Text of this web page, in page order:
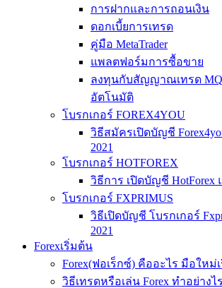
การฝากและการถอนเงิน
ดอกเบี้ยการเทรด
คู่มือ MetaTrader
แพลตฟอร์มการซื้อขาย
ลงทุนกับสัญญาณเทรด
อัตโนมัติ
โบรกเกอร์ FOREX4YOU
วิธีสมัครเปิดบัญชี
2021
โบรกเกอร์ HOTFOREX
วิธีการ เปิดบัญชี HotForex
โบรกเกอร์ FXPRIMUS
วิธีเปิดบัญชี โบรกเกอร์
2021
Forexเริ่มต้น
Forex(ฟอเร็กซ์) คืออะไร มือใหม่
วิธีเทรดหรือเล่น Forex ทำอย่างไ